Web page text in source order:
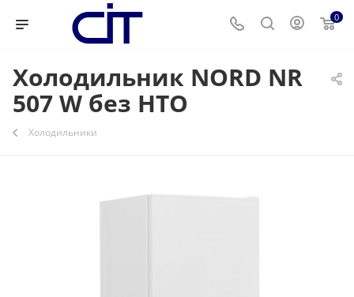
0
Холодильник NORD NR
507 W без НТО
Холодильники